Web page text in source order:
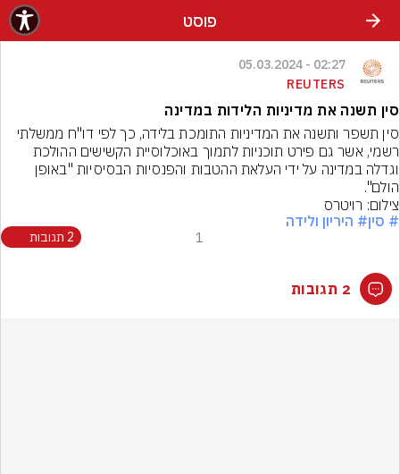
פוסט
02:27 - 05.03.2024
REUTERS
סין תשנה את מדיניות הלידות במדינה
הולם".
צילום: רויטרס
# סין# היריון ולידה
1 2 תגובות
2 תגובות